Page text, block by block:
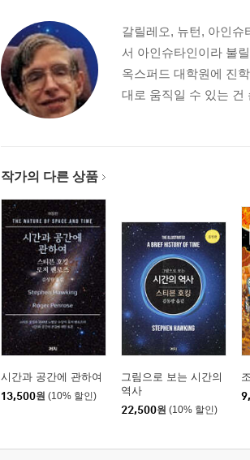
갈릴레오, 뉴턴, 아인
서 아인슈타인이라 불
옥스퍼드 대학원에 진
대로 움직일 수 있는 건
작가의 다른 상품
시간과 공간에 관하여
13,500원 (10% 할인)
그림으로 보는 시간의
역사
22,500원 (10% 할인)